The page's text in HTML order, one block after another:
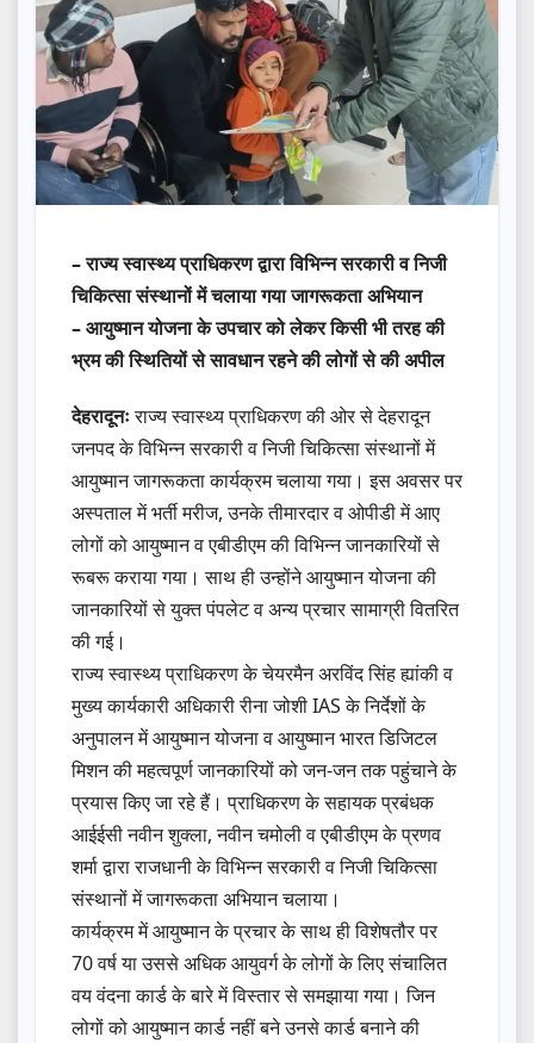
– राज्य स्वास्थ्य प्राधिकरण द्वारा विभिन्न सरकारी व निजी
चिकित्सा संस्थानों में चलाया गया जागरूकता अभियान
– आयुष्मान योजना के उपचार को लेकर किसी भी तरह की
भ्रम की स्थितियों से सावधान रहने की लोगों से की अपील
देहरादूनःराज्य स्वास्थ्य प्राधिकरण की ओर से देहरादून
जनपद के विभिन्न सरकारी व निजी चिकित्सा संस्थानों में
आयुष्मान जागरूकता कार्यक्रम चलाया गया। इस अवसर पर
अस्पताल में भर्ती मरीज, उनके तीमारदार व ओपीडी में आए
लोगों को आयुष्मान व एबीडीएम की विभिन्न जानकारियों से
रूबरू कराया गया। साथ ही उन्होंने आयुष्मान योजना की
जानकारियों से युक्त पंपलेट व अन्य प्रचार सामाग्री वितरित
की गई।
राज्य स्वास्थ्य प्राधिकरण के चेयरमैन अरविंद सिंह ह्यांकी व
मुख्य कार्यकारी अधिकारी रीना जोशी IAS के निर्देशों के
अनुपालन में आयुष्मान योजना व आयुष्मान भारत डिजिटल
मिशन की महत्वपूर्ण जानकारियों को जन-जन तक पहुंचाने के
प्रयास किए जा रहे हैं। प्राधिकरण के सहायक प्रबंधक
आईईसी नवीन शुक्ला, नवीन चमोली व एबीडीएम के प्रणव
शर्मा द्वारा राजधानी के विभिन्न सरकारी व निजी चिकित्सा
संस्थानों में जागरूकता अभियान चलाया।
कार्यक्रम में आयुष्मान के प्रचार के साथ ही विशेषतौर पर
70 वर्ष या उससे अधिक आयुवर्ग के लोगों के लिए संचालित
वय वंदना कार्ड के बारे में विस्तार से समझाया गया। जिन
लोगों को आयुष्मान कार्ड नहीं बने उनसे कार्ड बनाने की